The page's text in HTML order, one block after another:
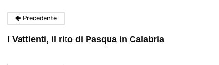
Precedente
I Vattienti, il rito di Pasqua in Calabria